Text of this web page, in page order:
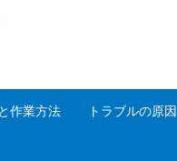
作業方法 トラブルの原